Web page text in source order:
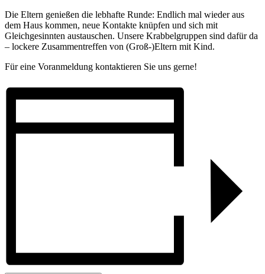
Die Eltern genießen die lebhafte Runde: Endlich mal wieder aus
dem Haus kommen, neue Kontakte knüpfen und sich mit
Gleichgesinnten austauschen. Unsere Krabbelgruppen sind dafür da
– lockere Zusammentreffen von (Groß-)Eltern mit Kind.
Für eine Voranmeldung kontaktieren Sie uns gerne!